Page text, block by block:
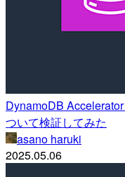
DynamoDB
ついて検証してみた
asano haruki
2025.05.06